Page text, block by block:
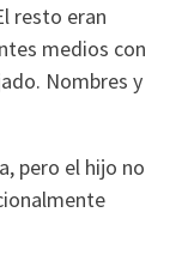
resto eran
medios con
Nombres y
pero el hijo no